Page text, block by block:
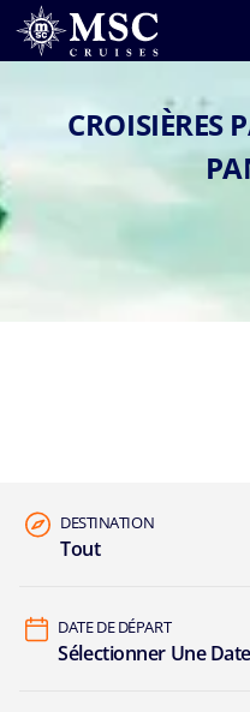
CROISIÈRES
DESTINATION
Tout
DATE DE DÉPART
Sélectionner Une Date